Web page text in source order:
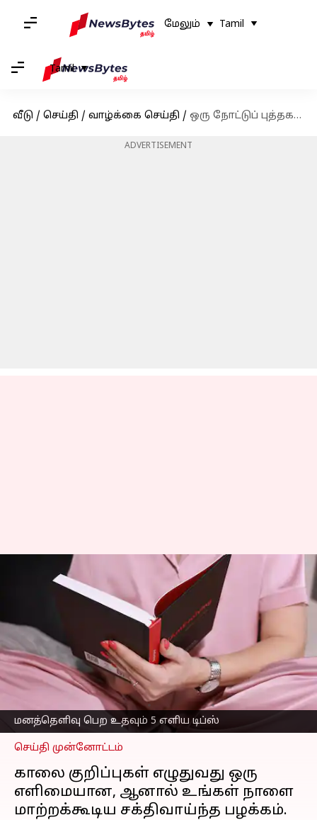
மேலும் Tamil
Tamil
வீடு / செய்தி / வாழ்க்கை செய்தி / ஒரு நோட்டுப் புத்தகம் உங்கள் வாழ்க்கையை மாற்றும்! தினமும் காலையில் இதைச் செய்வதால் கிடைக்கும் அற்புதமான நன்மைகள்
ADVERTISEMENT
மனத்தெளிவு பெற உதவும் 5 எளிய டிப்ஸ்
ஒரு நோட்டுப் புத்தகம்
உங்கள் வாழ்க்கையை
மாற்றும்! தினமும்
காலையில் இதைச்
செய்வதால் கிடைக்கும்
அற்புதமான நன்மைகள்
Sekar Chinnappan Mar 14, 2026 06:08 pm
செய்தி முன்னோட்டம்
காலை குறிப்புகள் எழுதுவது ஒரு
எளிமையான, ஆனால் உங்கள் நாளை
மாற்றக்கூடிய சக்திவாய்ந்த பழக்கம்.